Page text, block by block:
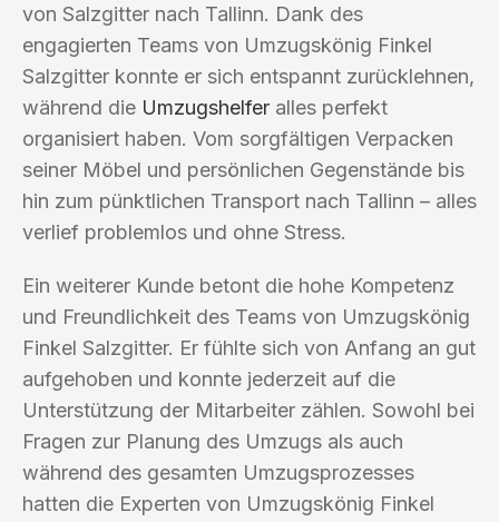
von Salzgitter nach Tallinn. Dank des
engagierten Teams von Umzugskönig Finkel
Salzgitter konnte er sich entspannt zurücklehnen,
während die Umzugshelfer alles perfekt
organisiert haben. Vom sorgfältigen Verpacken
seiner Möbel und persönlichen Gegenstände bis
hin zum pünktlichen Transport nach Tallinn – alles
verlief problemlos und ohne Stress.
Ein weiterer Kunde betont die hohe Kompetenz
und Freundlichkeit des Teams von Umzugskönig
Finkel Salzgitter. Er fühlte sich von Anfang an gut
aufgehoben und konnte jederzeit auf die
Unterstützung der Mitarbeiter zählen. Sowohl bei
Fragen zur Planung des Umzugs als auch
während des gesamten Umzugsprozesses
hatten die Experten von Umzugskönig Finkel